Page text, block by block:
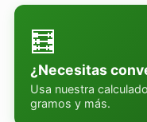
🧮
¿Necesitas
Usa nuestra
gramos y más.